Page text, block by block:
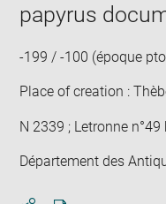
papyrus
-199 / -100 (époque
Place of creation :
N 2339 ; Letronne n°49
Département des